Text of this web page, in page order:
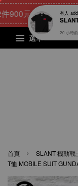
元 點我 立即購
選單
首頁 ›
SLANT 機動戰
T恤 MOBILE SUIT